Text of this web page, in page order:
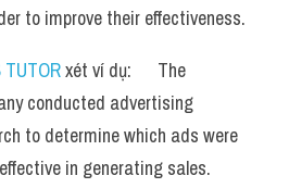
to improve their effectiveness.
TUTOR xét ví dụ:      The
conducted advertising
to determine which ads were
in generating sales.